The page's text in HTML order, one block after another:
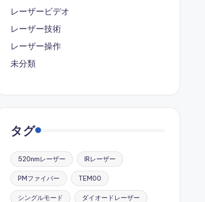
レーザービデオ
レーザー技術
レーザー操作
未分類
タグ
520nmレーザー IRレーザー
PMファイバー TEM00
シングルモード ダイオードレーザー